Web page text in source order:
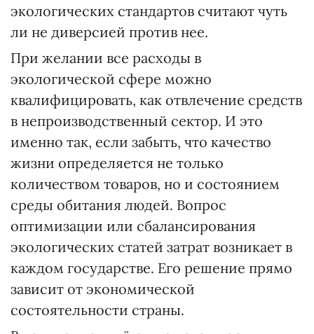
экологических стандартов считают чуть
ли не диверсией против нее.
При желании все расходы в
экологической сфере можно
квалифицировать, как отвлечение средств
в непроизводственный сектор. И это
именно так, если забыть, что качество
жизни определяется не только
количеством товаров, но и состоянием
среды обитания людей. Вопрос
оптимизации или сбалансирования
экологических статей затрат возникает в
каждом государстве. Его решение прямо
зависит от экономической
состоятельности страны.